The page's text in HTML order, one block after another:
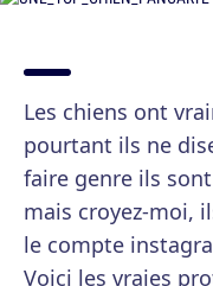
Les chiens ont
pourtant ils ne
faire genre ils
mais croyez-moi,
le compte
Voici les vraies